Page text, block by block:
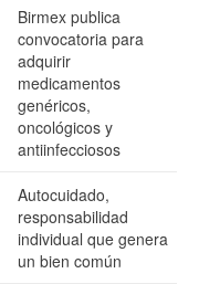
Birmex publica
convocatoria para
adquirir
medicamentos
genéricos,
oncológicos y
antiinfecciosos
Autocuidado,
responsabilidad
individual que genera
un bien común